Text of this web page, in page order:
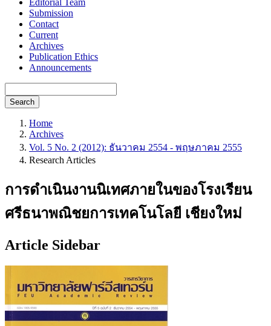
Editorial Team
Submission
Contact
Current
Archives
Publication Ethics
Announcements
Search
Home
Archives
Vol. 5 No. 2 (2012): ธันวาคม 2554 - พฤษภาคม 2555
Research Articles
การดำเนินงานนิเทศภายในของโรงเรียน
ศรีธนาพณิชยการเทคโนโลยี เชียงใหม่
Article Sidebar